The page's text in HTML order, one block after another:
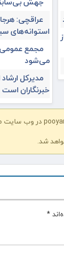
عراقچی:
استوانه‌های
می‌شود
مدیرکل
خبرنگاران است
شد.
*